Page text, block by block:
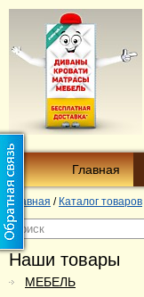
Главная
Главная / Каталог товаров
Наши товары
МЕБЕЛЬ